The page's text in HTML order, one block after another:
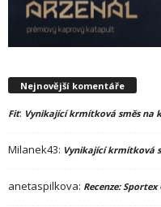
Nejnovější komentáře
Fit: Vynikající krmítková směs na
Milanek43: Vynikající krmítková
anetaspilkova: Recenze: